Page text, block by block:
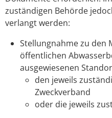
zuständigen Behörde
verlangt werden:
Stellungnahme zu den
öffentlichen
ausgewiesenen
den jeweils
Zweckverband
oder die jeweils